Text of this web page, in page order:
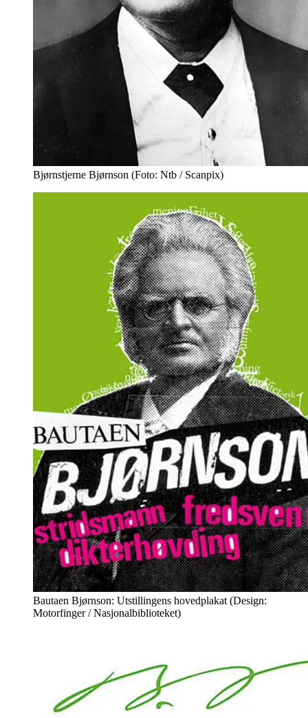
Bjørnstjerne Bjørnson (Foto: Ntb / Scanpix)
Bautaen Bjørnson: Utstillingens hovedplakat (Design:
Motorfinger / Nasjonalbiblioteket)